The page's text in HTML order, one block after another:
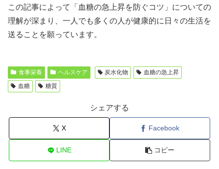
この記事によって「血糖の急上昇を防ぐコツ」についての
理解が深まり、一人でも多くの人が健康的に日々の生活を
送ることを願っています。
食事栄養 ヘルスケア 炭水化物
血糖の急上昇
血糖
糖質
シェアする
X Facebook
LINE コピー